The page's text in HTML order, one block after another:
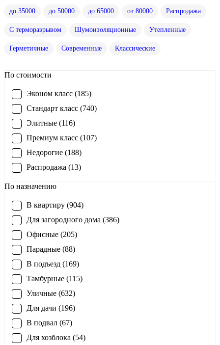
до 35000 до 50000 до 65000 от 80000 Распродажа
С терморазрывом Шумоизоляционные Утепленные
Герметичные Современные Классические
По стоимости
Эконом класс (185)
Стандарт класс (740)
Элитные (116)
Премиум класс (107)
Недорогие (188)
Распродажа (13)
По назначению
В квартиру (904)
Для загородного дома (386)
Офисные (205)
Парадные (88)
В подъезд (169)
Тамбурные (115)
Уличные (632)
Для дачи (196)
В подвал (67)
Для хозблока (54)